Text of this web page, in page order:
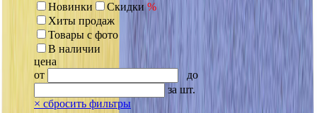
Новинки
Скидки%
Хиты продаж
Товары с фото
В наличии
цена
от
до
за шт.
× сбросить фильтры